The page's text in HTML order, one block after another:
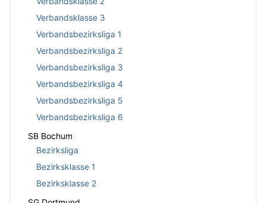
Verbandsklasse 3
Verbandsbezirksliga 1
Verbandsbezirksliga 2
Verbandsbezirksliga 3
Verbandsbezirksliga 4
Verbandsbezirksliga 5
Verbandsbezirksliga 6
SB Bochum
Bezirksliga
Bezirksklasse 1
Bezirksklasse 2